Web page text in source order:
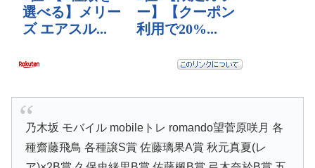
乃木坂 モバイル mobileトレ romando望菅原咲月 各
種齋藤飛鳥 各種譲S賞 佐藤璃果A賞 秋元真夏(レ